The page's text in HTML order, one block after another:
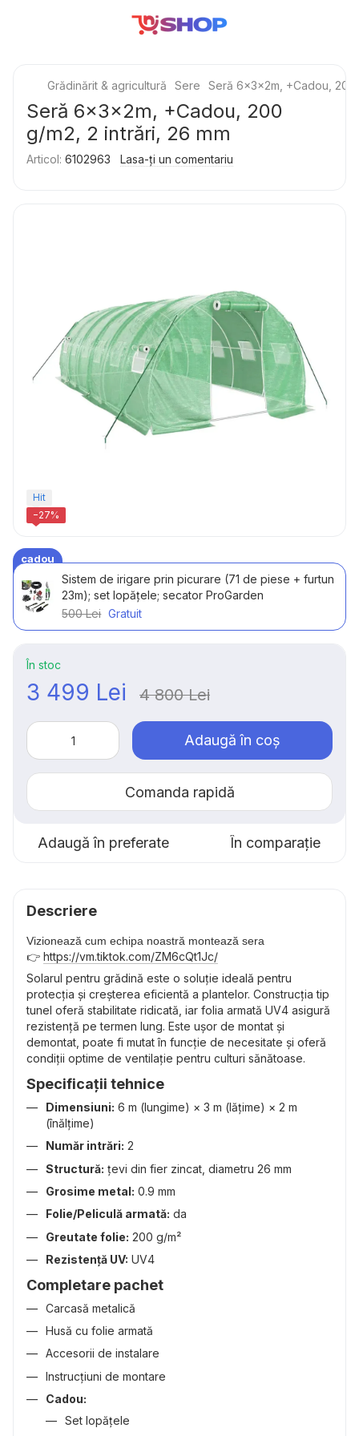
Grădinărit & agricultură Sere Seră 6x3x2m, +Cadou, 200
Seră 6x3x2m, +Cadou, 200
g/m2, 2 intrări, 26 mm
Articol: 6102963 Lasa-ți un comentariu
Hit
−27%
cadou
Sistem de irigare prin picurare (71 de piese + furtun
23m); set lopățele; secator ProGarden
500 Lei Gratuit
În stoc
3 499 Lei 4 800 Lei
Adaugă în coș
Comanda rapidă
Adaugă în preferate În comparație
Descriere
Vizionează cum echipa noastră montează sera
👉 https://vm.tiktok.com/ZM6cQt1Jc/
Solarul pentru grădină este o soluție ideală pentru
protecția și creșterea eficientă a plantelor. Construcția tip
tunel oferă stabilitate ridicată, iar folia armată UV4 asigură
rezistență pe termen lung. Este ușor de montat și
demontat, poate fi mutat în funcție de necesitate și oferă
condiții optime de ventilație pentru culturi sănătoase.
Specificații tehnice
Dimensiuni: 6 m (lungime) × 3 m (lățime) × 2 m
(înălțime)
Număr intrări: 2
Structură: țevi din fier zincat, diametru 26 mm
Grosime metal: 0.9 mm
Folie/Peliculă armată: da
Greutate folie: 200 g/m²
Rezistență UV: UV4
Completare pachet
Carcasă metalică
Husă cu folie armată
Accesorii de instalare
Instrucțiuni de montare
Cadou:
Set lopățele